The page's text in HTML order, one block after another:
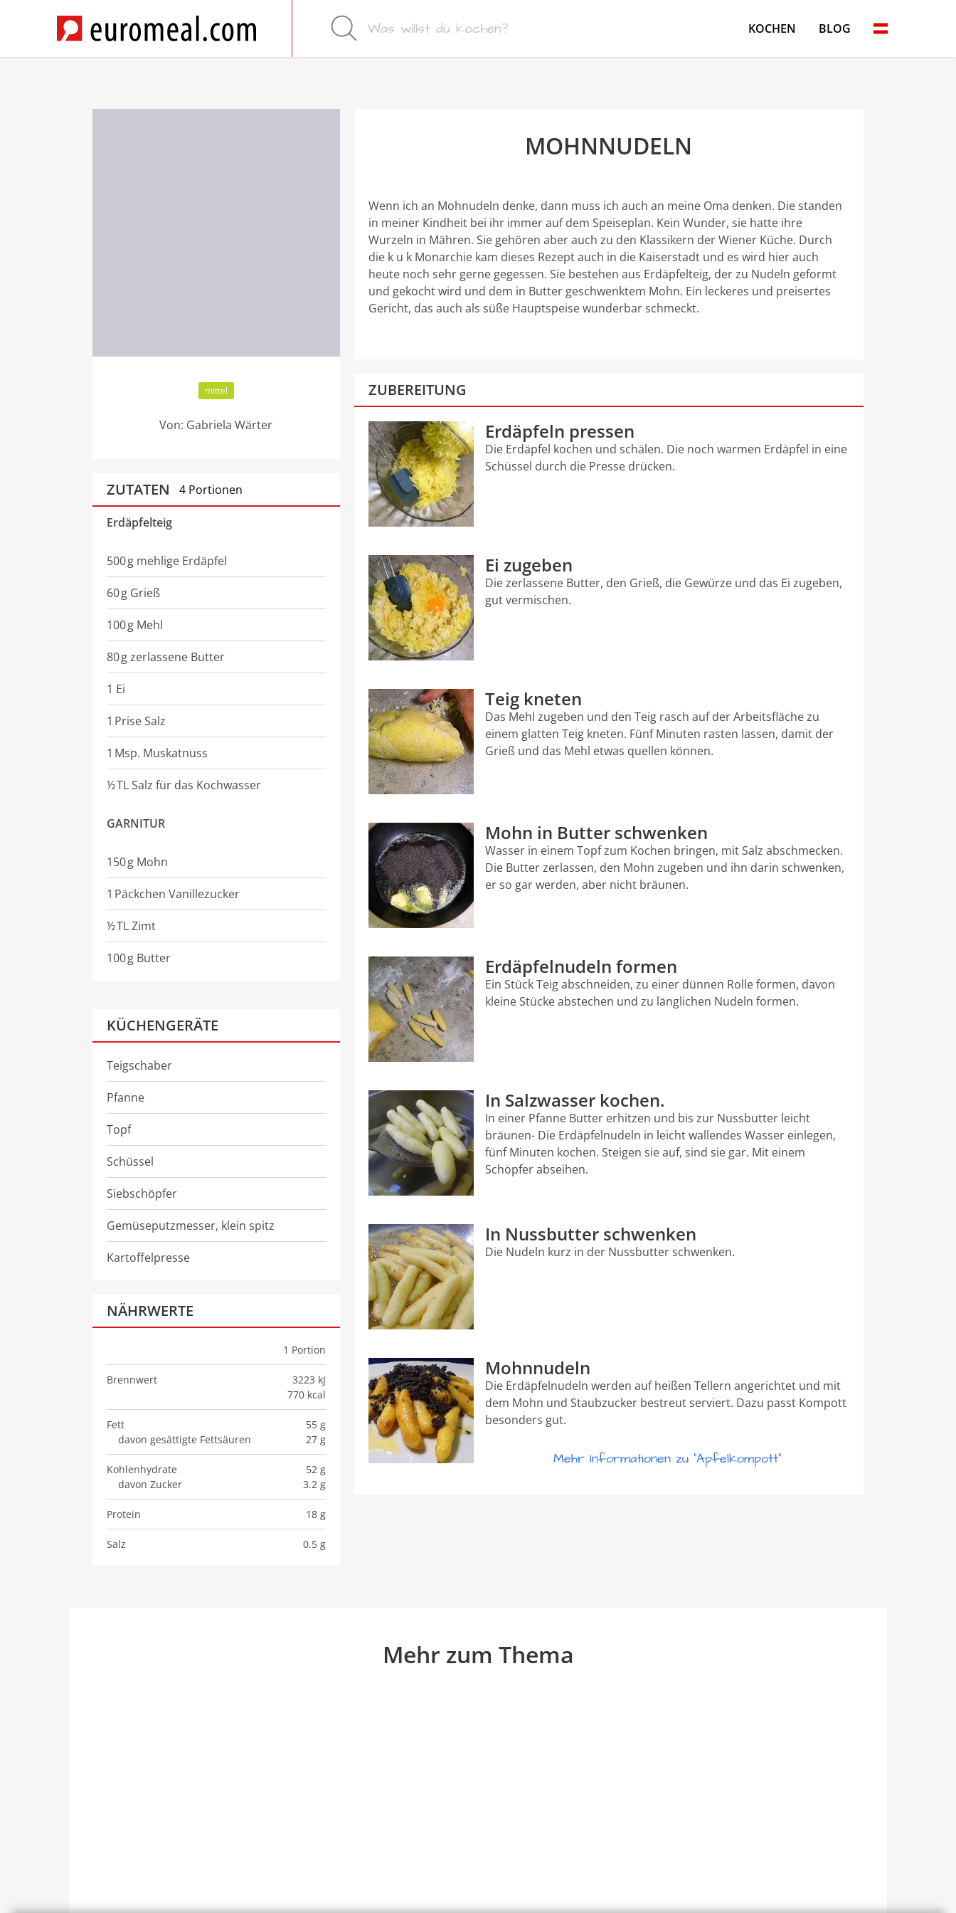
KOCHEN BLOG
mittel
Von: Gabriela Wärter
ZUTATEN 4 Portionen
Erdäpfelteig
500g mehlige Erdäpfel
60g Grieß
100g Mehl
80gzerlassene Butter
1 Ei
1 PriseSalz
1 Msp. Muskatnuss
½TLSalz für das Kochwasser
GARNITUR
150g Mohn
1 Päckchen Vanillezucker
½TLZimt
100g Butter
KÜCHENGERÄTE
Teigschaber
Pfanne
Topf
Schüssel
Siebschöpfer
Gemüseputzmesser, klein spitz
Kartoffelpresse
NÄHRWERTE
1 Portion
Brennwert
3223 kJ
770 kcal
Fett
55 g
davon gesättigte Fettsäuren
27 g
Kohlenhydrate
52 g
davon Zucker
3.2 g
Protein 18 g
Salz 0.5 g
MOHNNUDELN
Wenn ich an Mohnudeln denke, dann muss ich auch an meine Oma denken. Die standen
in meiner Kindheit bei ihr immer auf dem Speiseplan. Kein Wunder, sie hatte ihre
Wurzeln in Mähren. Sie gehören aber auch zu den Klassikern der Wiener Küche. Durch
die k u k Monarchie kam dieses Rezept auch in die Kaiserstadt und es wird hier auch
heute noch sehr gerne gegessen. Sie bestehen aus Erdäpfelteig, der zu Nudeln geformt
und gekocht wird und dem in Butter geschwenktem Mohn. Ein leckeres und preisertes
Gericht, das auch als süße Hauptspeise wunderbar schmeckt.
ZUBEREITUNG
Erdäpfeln pressen
Die Erdäpfel kochen und schälen. Die noch warmen Erdäpfel in eine
Schüssel durch die Presse drücken.
Ei zugeben
Die zerlassene Butter, den Grieß, die Gewürze und das Ei zugeben,
gut vermischen.
Teig kneten
Das Mehl zugeben und den Teig rasch auf der Arbeitsfläche zu
einem glatten Teig kneten. Fünf Minuten rasten lassen, damit der
Grieß und das Mehl etwas quellen können.
Mohn in Butter schwenken
Wasser in einem Topf zum Kochen bringen, mit Salz abschmecken.
Die Butter zerlassen, den Mohn zugeben und ihn darin schwenken,
er so gar werden, aber nicht bräunen.
Erdäpfelnudeln formen
Ein Stück Teig abschneiden, zu einer dünnen Rolle formen, davon
kleine Stücke abstechen und zu länglichen Nudeln formen.
In Salzwasser kochen.
In einer Pfanne Butter erhitzen und bis zur Nussbutter leicht
bräunen- Die Erdäpfelnudeln in leicht wallendes Wasser einlegen,
fünf Minuten kochen. Steigen sie auf, sind sie gar. Mit einem
Schöpfer abseihen.
In Nussbutter schwenken
Die Nudeln kurz in der Nussbutter schwenken.
Mohnnudeln
Die Erdäpfelnudeln werden auf heißen Tellern angerichtet und mit
dem Mohn und Staubzucker bestreut serviert. Dazu passt Kompott
besonders gut.
Mehr Informationen zu "Apfelkompott"
Mehr zum Thema